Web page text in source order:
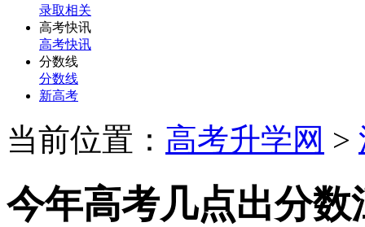
录取相关
高考快讯
高考快讯
分数线
分数线
新高考
当前位置： 高考升学网 >
今年高考几点出分